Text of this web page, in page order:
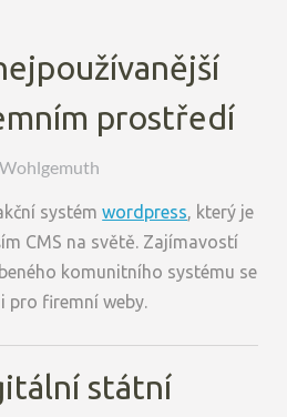
prostředí
Wohlgemuth
systémwordpress, který je
CMS na světě. Zajímavostí
komunitního systému se
pro firemní weby.
státní